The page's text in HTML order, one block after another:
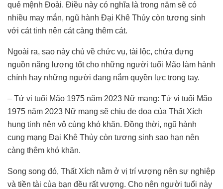
quẻ mệnh Đoài. Điều này có nghĩa là trong năm sẽ có
nhiều may mắn, ngũ hành Đại Khê Thủy còn tương sinh
với cát tinh nên cát càng thêm cát.
Ngoài ra, sao này chủ về chức vụ, tài lộc, chứa đựng
nguồn năng lượng tốt cho những người tuổi Mão làm hành
chính hay những người đang nắm quyền lực trong tay.
– Tử vi tuổi Mão 1975 năm 2023 Nữ mạng: Tử vi tuổi Mão
1975 năm 2023 Nữ mạng sẽ chịu đe dọa của Thất Xích
hung tinh nên vô cùng khó khăn. Đồng thời, ngũ hành
cung mạng Đại Khê Thủy còn tương sinh sao hạn nên
càng thêm khó khăn.
Song song đó, Thất Xích nằm ở vị trí vượng nên sự nghiệp
và tiền tài của bạn đều rất vượng. Cho nên người tuổi này